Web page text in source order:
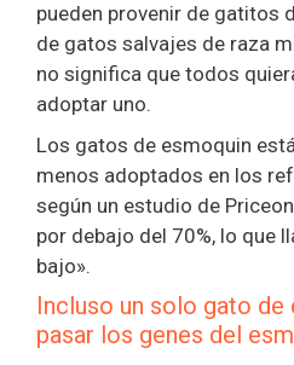
pueden provenir de gatitos
de gatos salvajes de raza
no significa que todos
adoptar uno.
Los gatos de esmoquin
menos adoptados en los
según un estudio de
por debajo del 70%, lo que
bajo».
Incluso un solo gato de
pasar los genes del